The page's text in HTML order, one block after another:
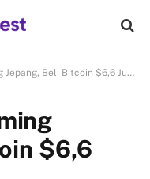
Beli Bitcoin $6,6 Juta
$6,6